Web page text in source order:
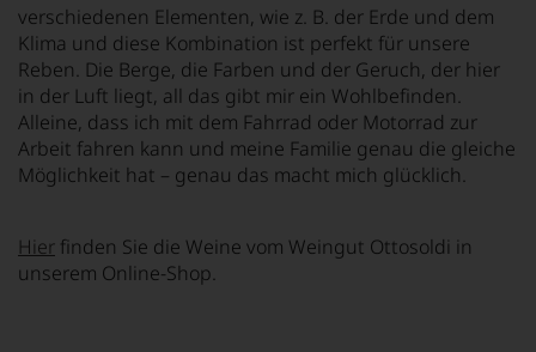
verschiedenen Elementen, wie z. B. der Erde und dem
Klima und diese Kombination ist perfekt für unsere
Reben. Die Berge, die Farben und der Geruch, der hier
in der Luft liegt, all das gibt mir ein Wohlbefinden.
Alleine, dass ich mit dem Fahrrad oder Motorrad zur
Arbeit fahren kann und meine Familie genau die gleiche
Möglichkeit hat – genau das macht mich glücklich.
Hier finden Sie die Weine vom Weingut Ottosoldi in
unserem Online-Shop.